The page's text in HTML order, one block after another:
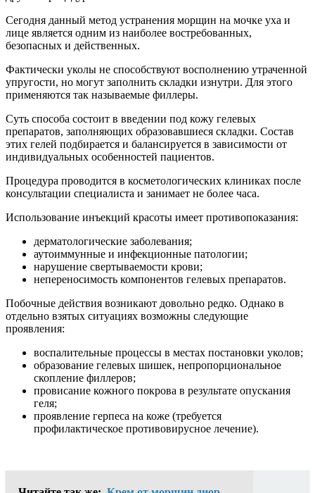
Сегодня данный метод устранения морщин на мочке уха и
лице является одним из наиболее востребованных,
безопасных и действенных.
Фактически уколы не способствуют восполнению утраченной
упругости, но могут заполнить складки изнутри. Для этого
применяются так называемые филлеры.
Суть способа состоит в введении под кожу гелевых
препаратов, заполняющих образовавшиеся складки. Состав
этих гелей подбирается и балансируется в зависимости от
индивидуальных особенностей пациентов.
Процедура проводится в косметологических клиниках после
консультации специалиста и занимает не более часа.
Использование инъекций красоты имеет противопоказания:
дерматологические заболевания;
аутоиммунные и инфекционные патологии;
нарушение свертываемости крови;
непереносимость компонентов гелевых препаратов.
Побочные действия возникают довольно редко. Однако в
отдельно взятых ситуациях возможны следующие
проявления:
воспалительные процессы в местах постановки уколов;
образование гелевых шишек, непропорциональное
скопление филлеров;
провисание кожного покрова в результате опускания
геля;
проявление герпеса на коже (требуется
профилактическое противовирусное лечение).